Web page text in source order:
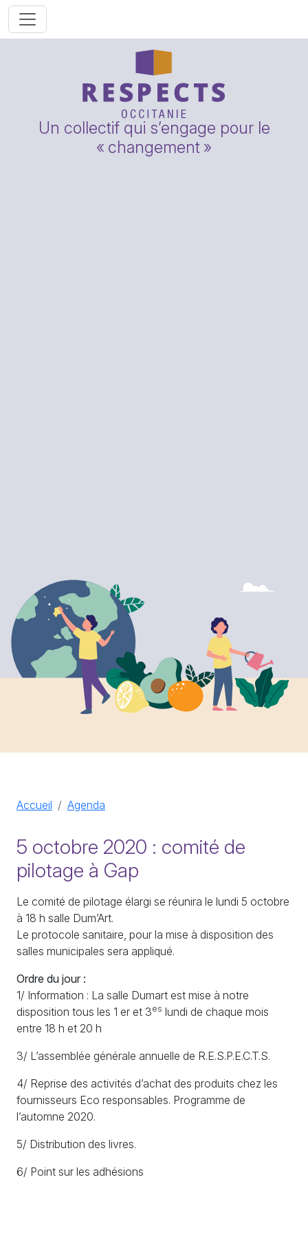
Un collectif qui s’engage pour le
« changement »
Accueil Agenda
5 octobre 2020 : comité de
pilotage à Gap
Le comité de pilotage élargi se réunira le lundi 5 octobre
à 18 h salle Dum’Art.
Le protocole sanitaire, pour la mise à disposition des
salles municipales sera appliqué.
Ordre du jour :
1/ Information : La salle Dumart est mise à notre
disposition tous les 1 er et 3es lundi de chaque mois
entre 18 h et 20 h
3/ L’assemblée générale annuelle de R.E.S.P.E.C.T.S.
4/ Reprise des activités d’achat des produits chez les
fournisseurs Eco responsables. Programme de
l’automne 2020.
5/ Distribution des livres.
6/ Point sur les adhésions